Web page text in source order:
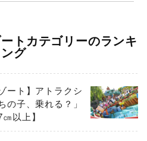
トカテゴリーのランキ
ング
ート】アトラクシ
の子、乗れる？」
以上】